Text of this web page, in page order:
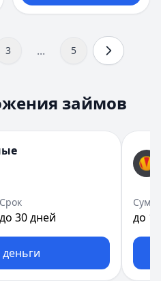
3 ... 5
займов
Срок
до 30 дней до